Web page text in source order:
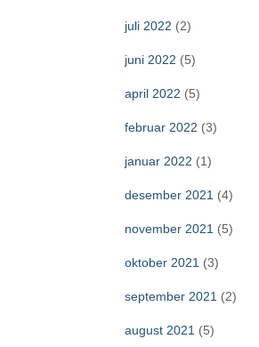
juli 2022 (2)
juni 2022 (5)
april 2022 (5)
februar 2022 (3)
januar 2022 (1)
desember 2021 (4)
november 2021 (5)
oktober 2021 (3)
september 2021 (2)
august 2021 (5)